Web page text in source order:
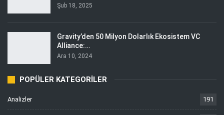
Şub 18, 2025
Gravity’den 50 Milyon Dolarlık Ekosistem VC
Alliance:…
Ara 10, 2024
POPÜLER KATEGORILER
Analizler 191